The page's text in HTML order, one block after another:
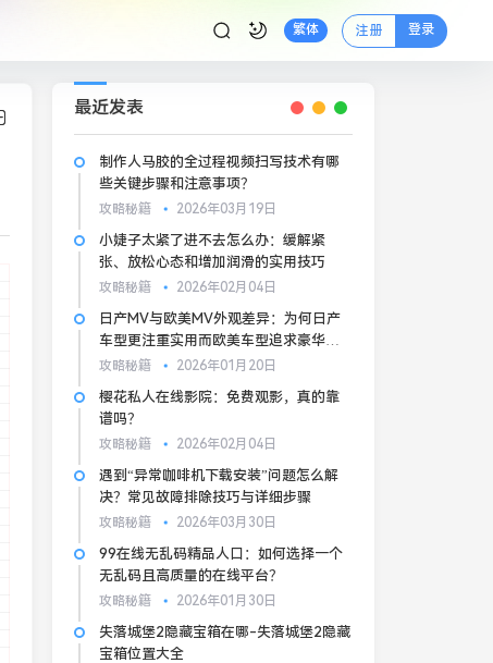
繁体 注册 登录
最近发表
制作人马胶的全过程视频扫写技术有哪
些关键步骤和注意事项？
攻略秘籍 2026年03月19日
小婕子太紧了进不去怎么办：缓解紧
张、放松心态和增加润滑的实用技巧
攻略秘籍 2026年02月04日
日产MV与欧美MV外观差异：为何日产
车型更注重实用而欧美车型追求豪华
感？
攻略秘籍 2026年01月20日
樱花私人在线影院：免费观影，真的靠
谱吗？
攻略秘籍 2026年02月04日
遇到“异常咖啡机下载安装”问题怎么解
决？常见故障排除技巧与详细步骤
攻略秘籍 2026年03月30日
99在线无乱码精品️人口：如何选择一个
无乱码且高质量的在线平台？
攻略秘籍 2026年01月30日
失落城堡2隐藏宝箱在哪-失落城堡2隐藏
宝箱位置大全